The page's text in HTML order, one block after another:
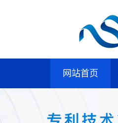
网站首页